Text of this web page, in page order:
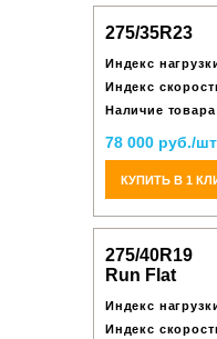
275/35R23
Индекс
Индекс
Наличие
78 000 руб./
КУПИТЬ В 1
275/40R19
Run Flat
Индекс
Индекс